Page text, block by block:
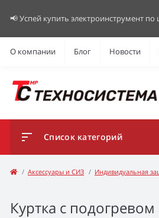
📢 Успей купить электроинструмент по
О компании Блог Новости
Список категорий
Аксессуары и СИЗ Индивидуальная
Куртка с подогревом